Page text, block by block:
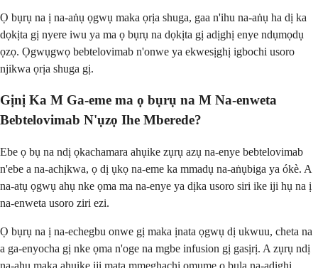
Ọ bụrụ na ị na-aṅụ ọgwụ maka ọrịa shuga, gaa n'ihu na-aṅụ ha dị ka
dọkịta gị nyere iwu ya ma ọ bụrụ na dọkịta gị adịghị enye ndụmọdụ
ọzọ. Ọgwụgwọ bebtelovimab n'onwe ya ekwesịghị igbochi usoro
njikwa ọrịa shuga gị.
Gịnị Ka M Ga-eme ma ọ bụrụ na M Na-enweta
Bebtelovimab N'ụzọ Ihe Mberede?
Ebe ọ bụ na ndị ọkachamara ahụike zụrụ azụ na-enye bebtelovimab
n'ebe a na-achịkwa, ọ dị ụkọ na-eme ka mmadụ na-aṅụbiga ya ókè. A
na-atụ ọgwụ ahụ nke ọma ma na-enye ya dịka usoro siri ike iji hụ na ị
na-enweta usoro ziri ezi.
Ọ bụrụ na ị na-echegbu onwe gị maka ịnata ọgwụ dị ukwuu, cheta na
a ga-enyocha gị nke ọma n'oge na mgbe infusion gị gasịrị. A zụrụ ndị